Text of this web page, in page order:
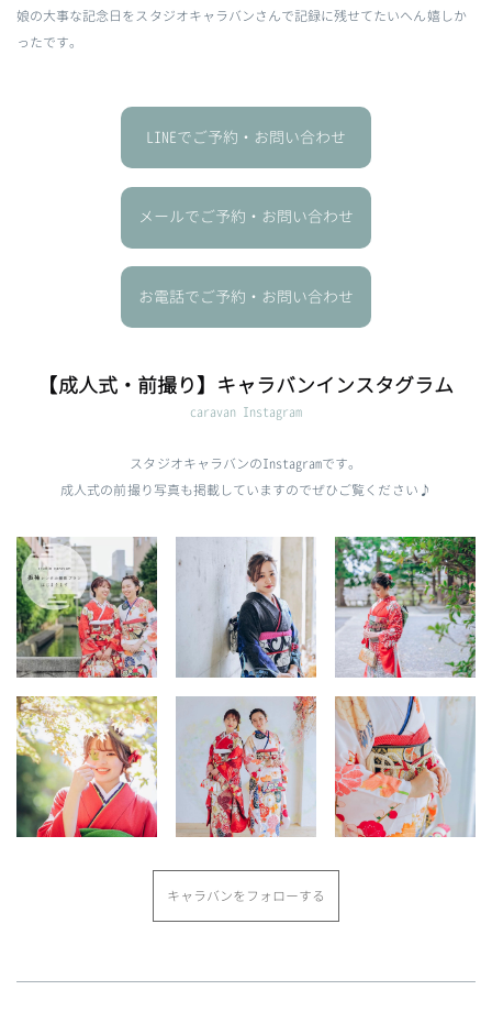
娘の大事な記念日をスタジオキャラバンさんで記録に残せてたいへん嬉しか
ったです。
LINEでご予約・お問い合わせ
メールでご予約・お問い合わせ
お電話でご予約・お問い合わせ
【成人式・前撮り】キャラバンインスタグラム
caravan Instagram
スタジオキャラバンのInstagramです。
成人式の前撮り写真も掲載していますのでぜひご覧ください♪
キャラバンをフォローする